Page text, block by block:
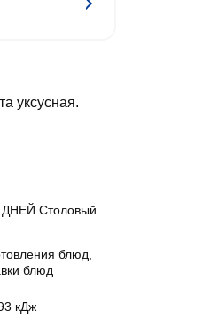
уксусная.
ДНЕЙ Столовый
блюд,
блюд
кДж